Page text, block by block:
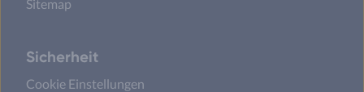
Sitemap
Sicherheit
Cookie Einstellungen